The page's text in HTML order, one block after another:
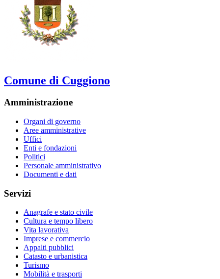
Comune di Cuggiono
Amministrazione
Organi di governo
Aree amministrative
Uffici
Enti e fondazioni
Politici
Personale amministrativo
Documenti e dati
Servizi
Anagrafe e stato civile
Cultura e tempo libero
Vita lavorativa
Imprese e commercio
Appalti pubblici
Catasto e urbanistica
Turismo
Mobilità e trasporti